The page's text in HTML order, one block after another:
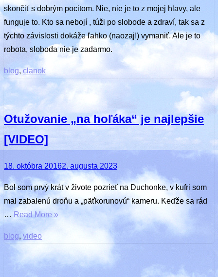
skončiť s dobrým pocitom. Nie, nie je to z mojej hlavy, ale
funguje to. Kto sa nebojí , túži po slobode a zdraví, tak sa z
týchto závislosti dokáže ľahko (naozaj!) vymaniť. Ale je to
robota, sloboda nie je zadarmo.
blog,clanok
Otužovanie „na hoľáka“ je najlepšie
[VIDEO]
Posted
on
18. októbra 20162. augusta 2023
Bol som prvý krát v živote pozrieť na Duchonke, v kufri som
mal zabalenú droňu a „päťkorunovú“ kameru. Keďže sa rád
… Read More »
blog, video